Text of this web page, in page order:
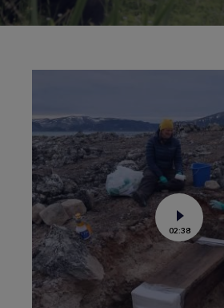
Voir
la
vidéo
grand
cimetière
02:38